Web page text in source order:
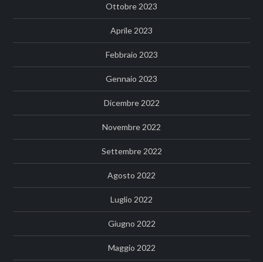
Ottobre 2023
Aprile 2023
Febbraio 2023
Gennaio 2023
Dicembre 2022
Novembre 2022
Settembre 2022
Agosto 2022
Luglio 2022
Giugno 2022
Maggio 2022